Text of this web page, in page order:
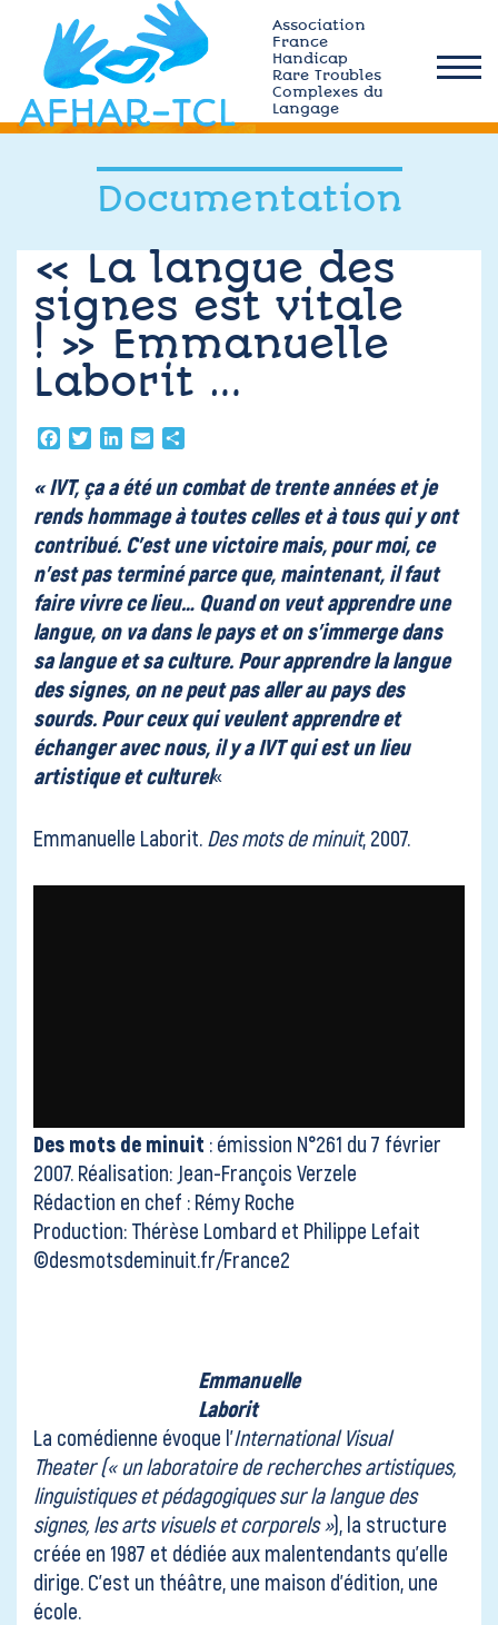
content
afhar-
tcl
Association
France
Handicap
Rare Troubles
Complexes du
Langage
Qui sommes-nous ?
Plateforme MÉMO
Ressources TCL
Adhérez
Contact
Documentation
« La langue des
signes est vitale
! » Emmanuelle
Laborit …
FacebookTwitterLinkedIn
Email
« IVT, ça a été un combat de trente années et je
rends hommage à toutes celles et à tous qui y ont
contribué. C’est une victoire mais, pour moi, ce
n’est pas terminé parce que, maintenant, il faut
faire vivre ce lieu… Quand on veut apprendre une
langue, on va dans le pays et on s’immerge dans
sa langue et sa culture. Pour apprendre la langue
des signes, on ne peut pas aller au pays des
sourds. Pour ceux qui veulent apprendre et
échanger avec nous, il y a IVT qui est un lieu
artistique et culturel«
Emmanuelle Laborit. Des mots de minuit, 2007.
Des mots de minuit : émission N°261 du 7 février
2007. Réalisation: Jean-François Verzele
Rédaction en chef : Rémy Roche
Production: Thérèse Lombard et Philippe Lefait
©desmotsdeminuit.fr/France2
Emmanuelle
Laborit
La comédienne évoque l’International Visual
Theater(« un laboratoire de recherches artistiques,
linguistiques et pédagogiques sur la langue des
signes, les arts visuels et corporels »), la structure
créée en 1987 et dédiée aux malentendants qu’elle
dirige. C’est un théâtre, une maison d’édition, une
école.